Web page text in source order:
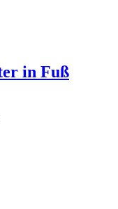
in Fuß